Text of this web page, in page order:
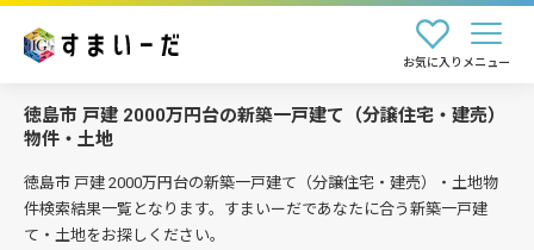
お気に入り メニュー
徳島市 戸建 2000万円台の新築一戸建て（分譲住宅・建売）
物件・土地
徳島市 戸建 2000万円台の新築一戸建て（分譲住宅・建売）・土地物
件検索結果一覧となります。すまいーだであなたに合う新築一戸建
て・土地をお探しください。